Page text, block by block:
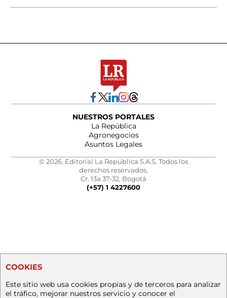
NUESTROS PORTALES
La República
Agronegocios
Asuntos Legales
© 2026, Editorial La República S.A.S. Todos los
derechos reservados.
Cr. 13a 37-32, Bogotá
(+57) 1 4227600
COOKIES
Este sitio web usa cookies propias y de terceros para analizar
el tráfico, mejorar nuestros servicio y conocer el